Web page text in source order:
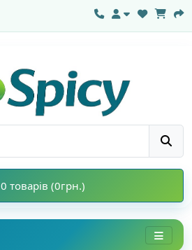
0 товарів (0грн.)